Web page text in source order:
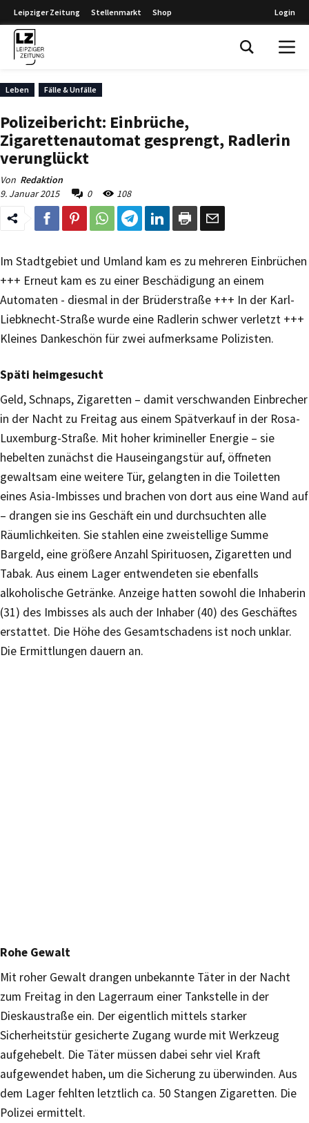
Leipziger Zeitung Stellenmarkt Shop Login
Leben Fälle & Unfälle
Polizeibericht: Einbrüche,
Zigarettenautomat gesprengt, Radlerin
verunglückt
Von Redaktion
9. Januar 2015
0 108
Im Stadtgebiet und Umland kam es zu mehreren Einbrüchen
+++ Erneut kam es zu einer Beschädigung an einem
Automaten - diesmal in der Brüderstraße +++ In der Karl-
Liebknecht-Straße wurde eine Radlerin schwer verletzt +++
Kleines Dankeschön für zwei aufmerksame Polizisten.
Späti heimgesucht
Geld, Schnaps, Zigaretten – damit verschwanden Einbrecher
in der Nacht zu Freitag aus einem Spätverkauf in der Rosa-
Luxemburg-Straße. Mit hoher krimineller Energie – sie
hebelten zunächst die Hauseingangstür auf, öffneten
gewaltsam eine weitere Tür, gelangten in die Toiletten
eines Asia-Imbisses und brachen von dort aus eine Wand auf
– drangen sie ins Geschäft ein und durchsuchten alle
Räumlichkeiten. Sie stahlen eine zweistellige Summe
Bargeld, eine größere Anzahl Spirituosen, Zigaretten und
Tabak. Aus einem Lager entwendeten sie ebenfalls
alkoholische Getränke. Anzeige hatten sowohl die Inhaberin
(31) des Imbisses als auch der Inhaber (40) des Geschäftes
erstattet. Die Höhe des Gesamtschadens ist noch unklar.
Die Ermittlungen dauern an.
Rohe Gewalt
Mit roher Gewalt drangen unbekannte Täter in der Nacht
zum Freitag in den Lagerraum einer Tankstelle in der
Dieskaustraße ein. Der eigentlich mittels starker
Sicherheitstür gesicherte Zugang wurde mit Werkzeug
aufgehebelt. Die Täter müssen dabei sehr viel Kraft
aufgewendet haben, um die Sicherung zu überwinden. Aus
dem Lager fehlten letztlich ca. 50 Stangen Zigaretten. Die
Polizei ermittelt.